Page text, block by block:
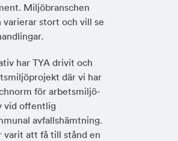
Miljöbranschen
stort och vill se
har TYA drivit och
där vi har
för arbetsmiljö-
vid offentlig
avfallshämtning.
varit att få till stånd en